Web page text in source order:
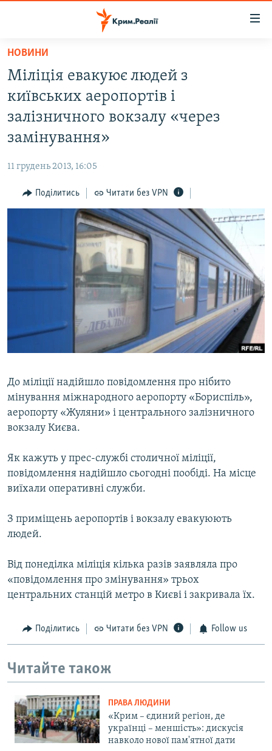
Перейти
основного
матеріалу
Перейти
до
основної
Перейти
пошуку
ВОДА.КРИМ
ВІДЕО ТА ФОТО
ПОЛІТИКА
ПОГЛЯД
ІНТЕРВ'Ю
СПЕЦПРОЕКТИ
ВІДЕОУРОКИ «ELIFBE»
СВІДЧЕННЯ ОКУПАЦІЇ
УКРАЇНСЬКА ПРОБЛЕМА КРИМУ
ЯК ОБІЙТИ БЛОКУВАННЯ
Русский
Усі сайти RFE/RL
НОВИНИ
Міліція евакуює людей з
київських аеропортів і
залізничного вокзалу «через
замінування»
11 грудень 2013, 16:05
Поділитись Читати без VPN
До міліції надійшло повідомлення про нібито
мінування міжнародного аеропорту «Бориспіль»,
аеропорту «Жуляни» і центрального залізничного
вокзалу Києва.
Як кажуть у прес-службі столичної міліції,
повідомлення надійшло сьогодні пообіді. На місце
виїхали оперативні служби.
З приміщень аеропортів і вокзалу евакуюють
людей.
Від понеділка міліція кілька разів заявляла про
«повідомлення про змінування» трьох
центральних станцій метро в Києві і закривала їх.
Поділитись Читати без VPN Follow us
Читайте також
ПРАВА ЛЮДИНИ
«Крим – єдиний регіон, де
українці – меншість»: дискусія
навколо нової пам'ятної дати